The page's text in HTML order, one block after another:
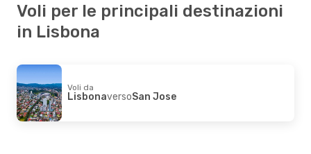
Voli per le principali destinazioni
in Lisbona
Voli da
LisbonaversoSan Jose